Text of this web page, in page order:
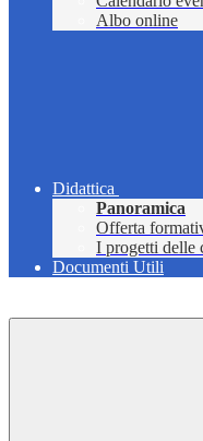
Albo online
Didattica
Panoramica
Offerta
I progetti delle
Documenti Utili